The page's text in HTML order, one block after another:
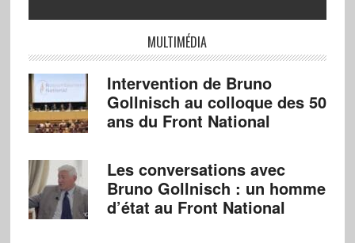
MULTIMÉDIA
Intervention de Bruno
Gollnisch au colloque des 50
ans du Front National
Les conversations avec
Bruno Gollnisch : un homme
d’état au Front National